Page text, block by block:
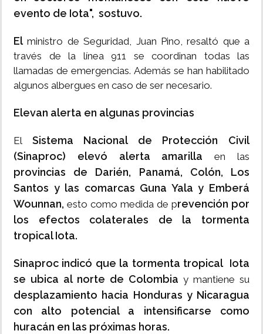
evento de Iota", sostuvo.
Elministro de Seguridad, Juan Pino, resaltó que a
través de la línea 911 se coordinan todas las
llamadas de emergencias. Además se han habilitado
algunos albergues en caso de ser necesario.
Elevan alerta en algunas provincias
El Sistema Nacional de Protección Civil
(Sinaproc) elevó alerta amarilla en las
provincias de Darién, Panamá, Colón, Los
Santos y las comarcas Guna Yala y Emberá
Wounnan, esto como medida de prevención por
los efectos colaterales de la tormenta
tropical Iota.
Sinaproc indicó que la tormenta tropical Iota
se ubica al norte de Colombia y mantiene su
desplazamiento hacia Honduras y Nicaragua
con alto potencial a intensificarse como
huracán en las próximas horas.